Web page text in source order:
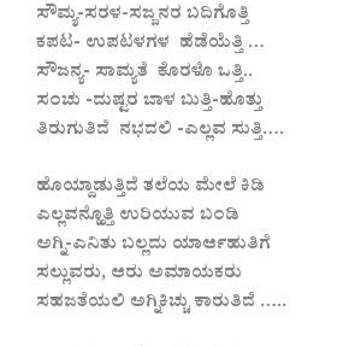
ಸೌಮ್ಯ-ಸರಳ-ಸಜ್ಜನರ ಬದಿಗೊತ್ತಿ
ಕಪಟ- ಉಪಟಳಗಳ ಹೆಡೆಯೆತ್ತಿ …
ಸೌಜನ್ಯ- ಸಾಮ್ಯತೆ ಕೊರಳೊ‌ ಒತ್ತಿ..
ಸಂಚು -ದುಷ್ಟರ ಬಾಳ ಬುತ್ತಿ-ಹೊತ್ತು
ತಿರುಗುತಿದೆ ನಭದಲಿ -ಎಲ್ಲವ ಸುತ್ತಿ….
ಹೊಯ್ದಾಡುತ್ತಿದೆ ತಲೆಯ ಮೇಲೆ ಕಿಡಿ
ಎಲ್ಲವನ್ಹೊತ್ತಿ ಉರಿಯುವ ಬಂಡಿ
ಅಗ್ನಿ-ಎನಿತು ಬಲ್ಲದು ಯಾರ್ಆಹುತಿಗೆ
ಸಲ್ಲುವರು, ಆರು ಅಮಾಯಕರು
ಸಹಜತೆಯಲಿ ಅಗ್ನಿಕಿಚ್ಚು ಕಾರುತಿದೆ …..